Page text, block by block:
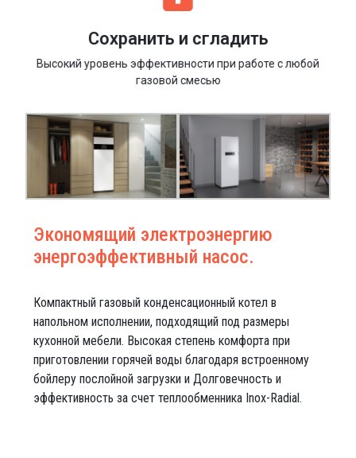
Сохранить и сгладить
Высокий уровень эффективности при работе с любой
газовой смесью
Экономящий электроэнергию
энергоэффективный насос.
Компактный газовый конденсационный котел в
напольном исполнении, подходящий под размеры
кухонной мебели. Высокая степень комфорта при
приготовлении горячей воды благодаря встроенному
бойлеру послойной загрузки и Долговечность и
эффективность за счет теплообменника Inox-Radial.